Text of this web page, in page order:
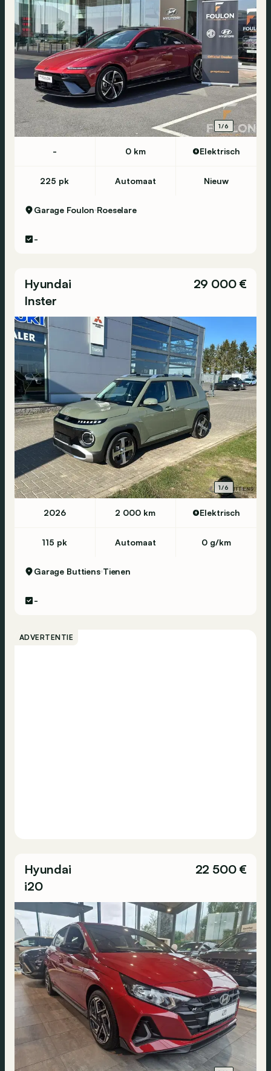
1/6
- 0 km Elektrisch
225 pk Automaat Nieuw
Garage Foulon Roeselare
-
Hyundai
Inster
29 000 €
1/6
2026 2 000 km Elektrisch
115 pk Automaat 0 g/km
Garage Buttiens Tienen
-
ADVERTENTIE
Hyundai
i20
22 500 €